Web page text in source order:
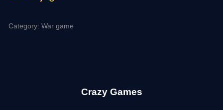
Category: War game
Crazy Games